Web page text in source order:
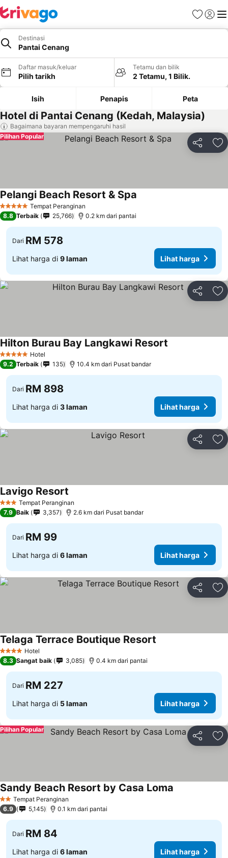
Kegemaran
Daftar
Destinasi
Pantai Cenang
Daftar masuk/keluar
Pilih tarikh
Tetamu dan bilik
2 Tetamu, 1 Bilik.
Isih Penapis Peta
Hotel di Pantai Cenang (Kedah, Malaysia)
Bagaimana bayaran mempengaruhi hasil
Kongsi
Pilihan Popular
5 Bintang Tempat Peranginan
Pelangi Beach Resort & Spa
8.8 Terbaik 25,766 0.2 km dari pantai
Dari RM 578
Lihat harga di 9 laman Lihat harga
Kongsi
5 Bintang Hotel
Hilton Burau Bay Langkawi Resort
9.2 Terbaik 135 10.4 km dari Pusat bandar
Dari RM 898
Lihat harga di 3 laman Lihat harga
Kongsi
3 BintangTempat Peranginan
Lavigo Resort
7.9 Baik 3,357 2.6 km dari Pusat bandar
Dari RM 99
Lihat harga di 6 laman Lihat harga
Kongsi
4 BintangHotel
Telaga Terrace Boutique Resort
8.3 Sangat baik 3,085 0.4 km dari pantai
Dari RM 227
Lihat harga di 5 laman Lihat harga
Kongsi
Pilihan Popular
2 BintangTempat Peranginan
Sandy Beach Resort by Casa Loma
6.9 5,145 0.1 km dari pantai
Dari RM 84
Lihat harga di 6 laman Lihat harga